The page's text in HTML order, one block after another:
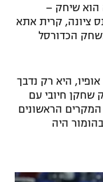
הוא שיחק –
ציונה, קרית אתא
הכדורסל
היא רק נדבך
שחקן חיובי עם
המקרים הראשונים
היה